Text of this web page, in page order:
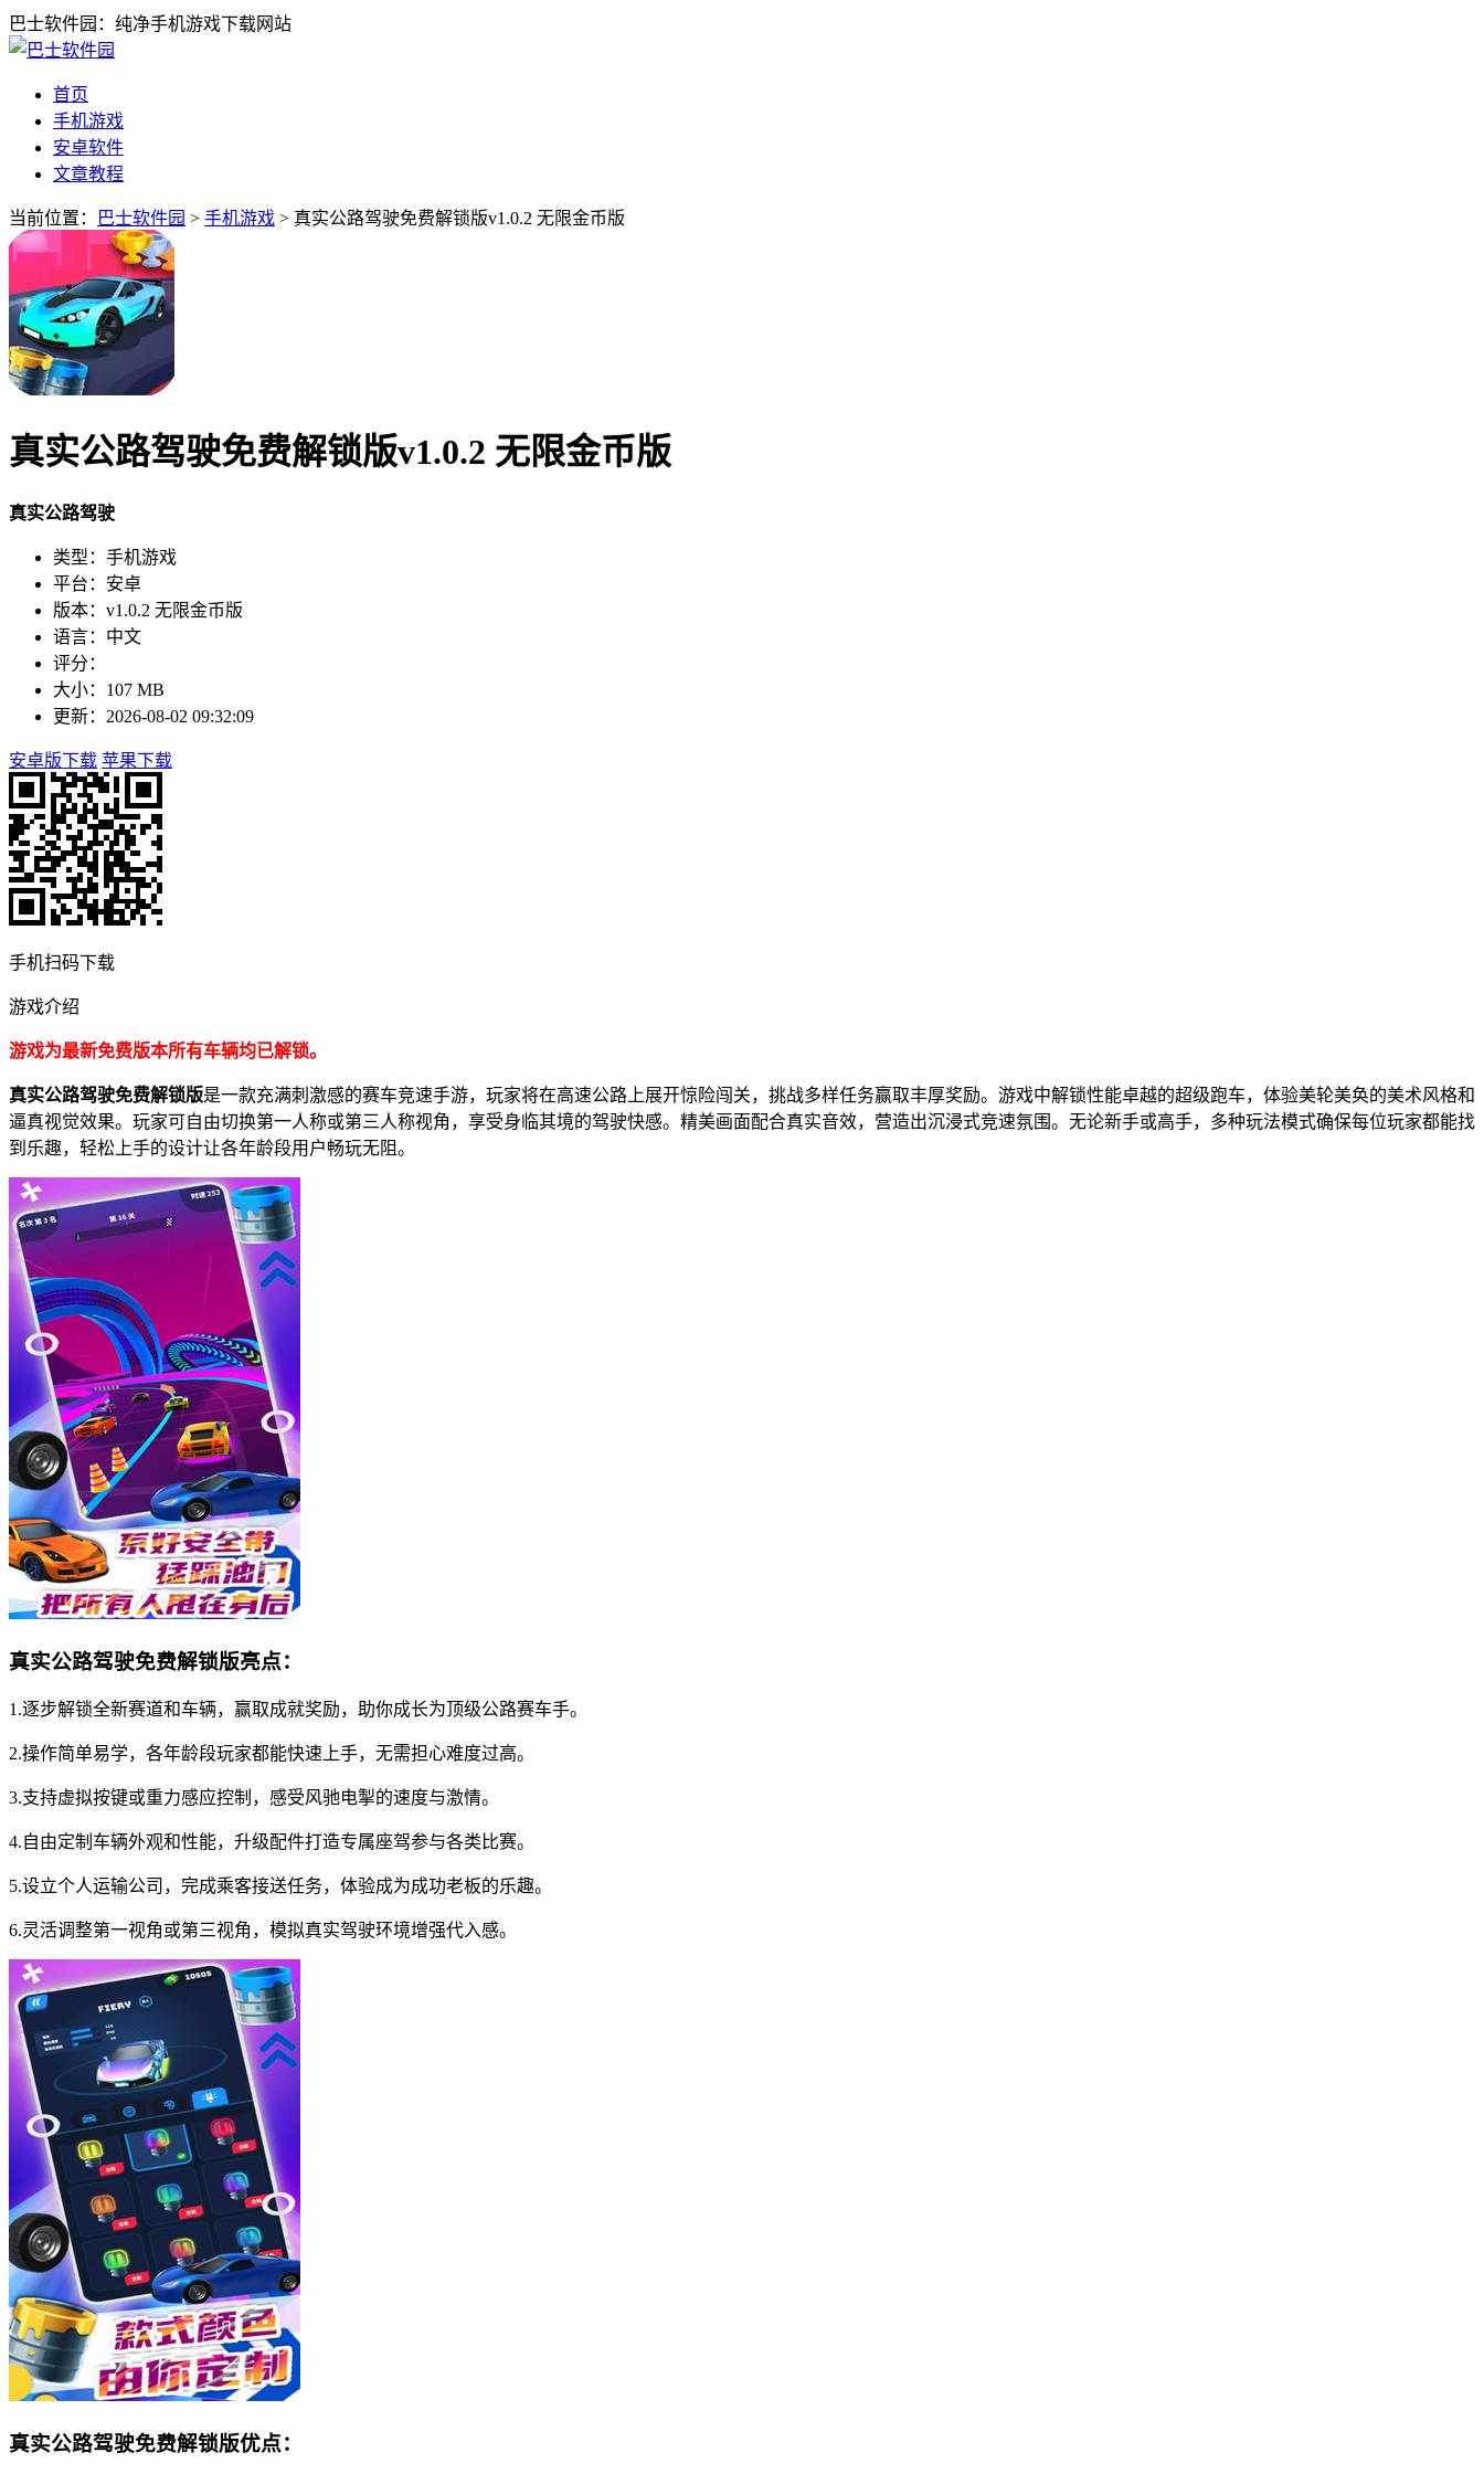
巴士软件园：纯净手机游戏下载网站
首页
手机游戏
安卓软件
文章教程
当前位置： 巴士软件园 > 手机游戏 > 真实公路驾驶免费解锁版v1.0.2 无限金币版
真实公路驾驶免费解锁版v1.0.2 无限金币版
真实公路驾驶
类型：手机游戏
平台：安卓
版本：v1.0.2 无限金币版
语言：中文
评分：
大小：107 MB
更新：2026-08-02 09:32:09
安卓版下载 苹果下载
手机扫码下载
游戏介绍
游戏为最新免费版本所有车辆均已解锁。
真实公路驾驶免费解锁版是一款充满刺激感的赛车竞速手游，玩家将在高速公路上展开惊险闯关，挑战多样任务赢取丰厚奖励。游戏中解锁性能卓越的超级跑车，体验美轮美奂的美术风格和
逼真视觉效果。玩家可自由切换第一人称或第三人称视角，享受身临其境的驾驶快感。精美画面配合真实音效，营造出沉浸式竞速氛围。无论新手或高手，多种玩法模式确保每位玩家都能找
到乐趣，轻松上手的设计让各年龄段用户畅玩无阻。
真实公路驾驶免费解锁版亮点：
1.逐步解锁全新赛道和车辆，赢取成就奖励，助你成长为顶级公路赛车手。
2.操作简单易学，各年龄段玩家都能快速上手，无需担心难度过高。
3.支持虚拟按键或重力感应控制，感受风驰电掣的速度与激情。
4.自由定制车辆外观和性能，升级配件打造专属座驾参与各类比赛。
5.设立个人运输公司，完成乘客接送任务，体验成为成功老板的乐趣。
6.灵活调整第一视角或第三视角，模拟真实驾驶环境增强代入感。
真实公路驾驶免费解锁版优点：